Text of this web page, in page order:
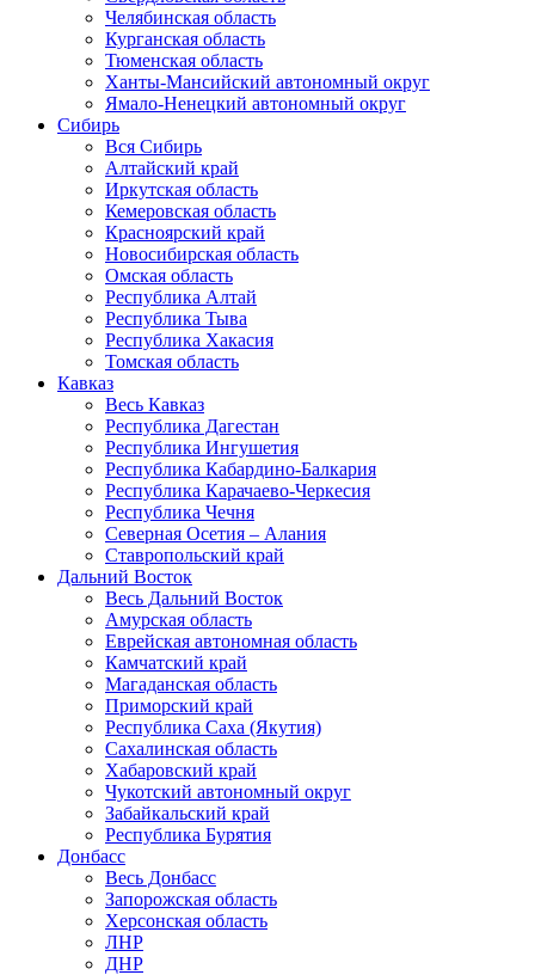
Челябинская область
Курганская область
Тюменская область
Ханты-Мансийский автономный округ
Ямало-Ненецкий автономный округ
Сибирь
Вся Сибирь
Алтайский край
Иркутская область
Кемеровская область
Красноярский край
Новосибирская область
Омская область
Республика Алтай
Республика Тыва
Республика Хакасия
Томская область
Кавказ
Весь Кавказ
Республика Дагестан
Республика Ингушетия
Республика Кабардино-Балкария
Республика Карачаево-Черкесия
Республика Чечня
Северная Осетия – Алания
Ставропольский край
Дальний Восток
Весь Дальний Восток
Амурская область
Еврейская автономная область
Камчатский край
Магаданская область
Приморский край
Республика Саха (Якутия)
Сахалинская область
Хабаровский край
Чукотский автономный округ
Забайкальский край
Республика Бурятия
Донбасс
Весь Донбасс
Запорожская область
Херсонская область
ЛНР
ДНР